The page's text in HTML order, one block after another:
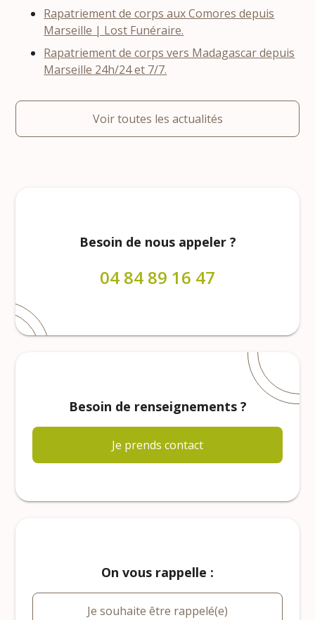
Rapatriement de corps aux Comores depuis
Marseille | Lost Funéraire.
Rapatriement de corps vers Madagascar depuis
Marseille 24h/24 et 7/7.
Voir toutes les actualités
Besoin de nous appeler ?
04 84 89 16 47
Besoin de renseignements ?
Je prends contact
On vous rappelle :
Je souhaite être rappelé(e)